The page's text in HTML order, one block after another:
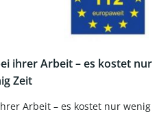
ihrer Arbeit – es kostet nur
Zeit
Arbeit – es kostet nur wenig